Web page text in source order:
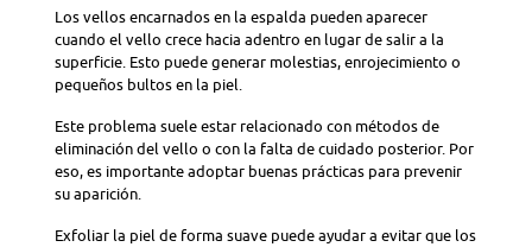
Los vellos encarnados en la espalda pueden aparecer
cuando el vello crece hacia adentro en lugar de salir a la
superficie. Esto puede generar molestias, enrojecimiento o
pequeños bultos en la piel.
Este problema suele estar relacionado con métodos de
eliminación del vello o con la falta de cuidado posterior. Por
eso, es importante adoptar buenas prácticas para prevenir
su aparición.
Exfoliar la piel de forma suave puede ayudar a evitar que los